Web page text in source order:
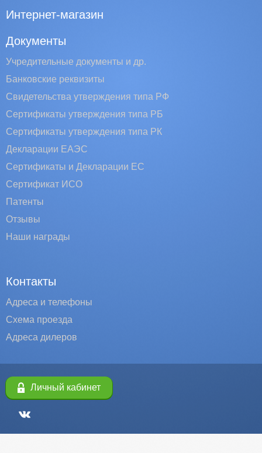
Интернет-магазин
Документы
Учредительные документы и др.
Банковские реквизиты
Свидетельства утверждения типа РФ
Сертификаты утверждения типа РБ
Сертификаты утверждения типа РК
Декларации ЕАЭС
Сертификаты и Декларации EC
Сертификат ИСО
Патенты
Отзывы
Наши награды
Контакты
Адреса и телефоны
Схема проезда
Адреса дилеров
Личный кабинет